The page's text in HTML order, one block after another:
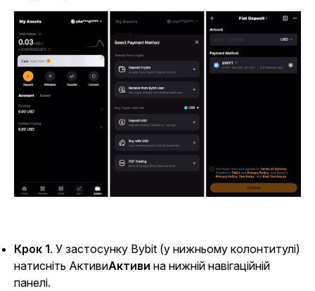
Крок 1. У застосунку Bybit (у нижньому колонтитулі)
натисніть АктивиАктиви на нижній навігаційній
панелі.